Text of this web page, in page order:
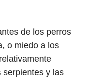
de los perros
o miedo a los
serpientes y las